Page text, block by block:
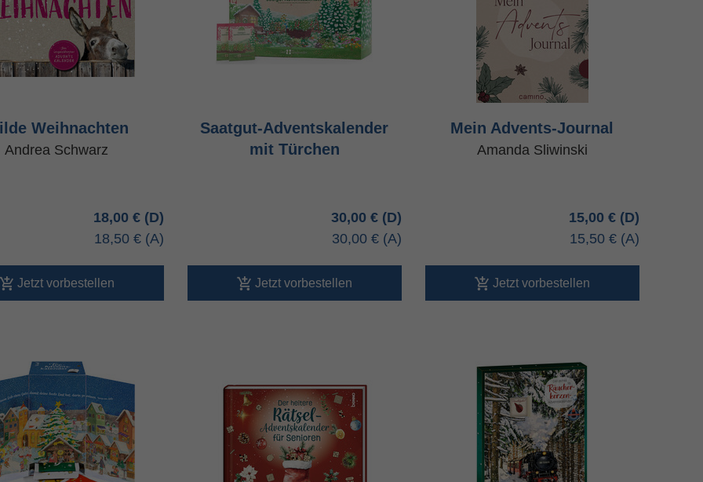
Weihnachten
Andrea Schwarz
18,00 €
18,50 €
Jetzt vorbestellen
Saatgut-Adventskalender
mit Türchen
30,00 €
30,00 €
Jetzt vorbestellen
Mein Advents-Journal
Amanda Sliwinski
15,00 €
15,50 €
Jetzt vorbestellen